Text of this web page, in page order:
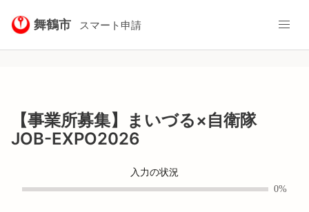
舞鶴市 スマート申請
【事業所募集】まいづる×自衛隊
JOB-EXPO2026
入力の状況
0%